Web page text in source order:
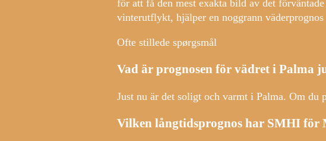
för att få den mest exakta bild av det
vinterutflykt, hjälper en noggrann
Ofte stillede spørgsmål
Vad är prognosen för vädret i Palma
Just nu är det soligt och varmt i Palma. Om du
Vilken långtidsprognos har SMHI för